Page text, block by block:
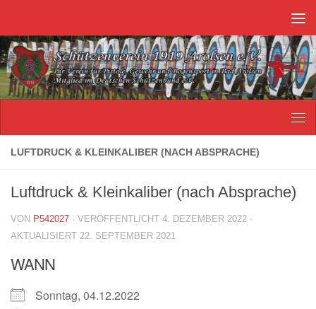
LUFTDRUCK & KLEINKALIBER (NACH ABSPRACHE)
Luftdruck & Kleinkaliber (nach Absprache)
VON P542027 · VERÖFFENTLICHT 4. DEZEMBER 2022 ·
AKTUALISIERT 22. SEPTEMBER 2021
WANN
Sonntag, 04.12.2022